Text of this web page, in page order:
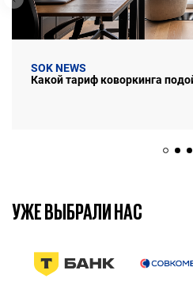
SOK NEWS
Какой тариф коворкинга
УЖЕ ВЫБРАЛИ НАС